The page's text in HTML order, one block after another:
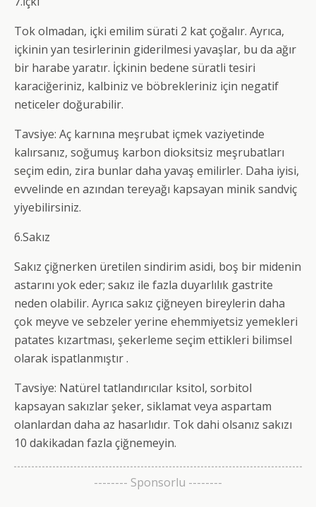
Tok olmadan, içki emilim sürati 2 kat çoğalır. Ayrıca,
içkinin yan tesirlerinin giderilmesi yavaşlar, bu da ağır
bir harabe yaratır. İçkinin bedene süratli tesiri
karaciğeriniz, kalbiniz ve böbrekleriniz için negatif
neticeler doğurabilir.
Tavsiye: Aç karnına meşrubat içmek vaziyetinde
kalırsanız, soğumuş karbon dioksitsiz meşrubatları
seçim edin, zira bunlar daha yavaş emilirler. Daha iyisi,
evvelinde en azından tereyağı kapsayan minik sandviç
yiyebilirsiniz.
6.Sakız
Sakız çiğnerken üretilen sindirim asidi, boş bir midenin
astarını yok eder; sakız ile fazla duyarlılık gastrite
neden olabilir. Ayrıca sakız çiğneyen bireylerin daha
çok meyve ve sebzeler yerine ehemmiyetsiz yemekleri
patates kızartması, şekerleme seçim ettikleri bilimsel
olarak ispatlanmıştır .
Tavsiye: Natürel tatlandırıcılar ksitol, sorbitol
kapsayan sakızlar şeker, siklamat veya aspartam
olanlardan daha az hasarlıdır. Tok dahi olsanız sakızı
10 dakikadan fazla çiğnemeyin.
-------- Sponsorlu --------